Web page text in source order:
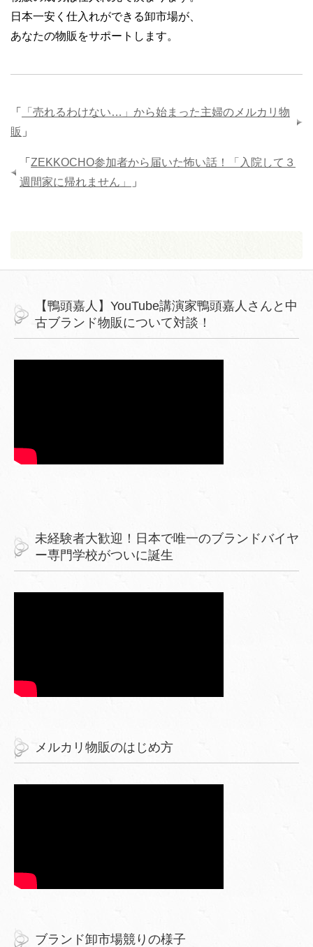
日本一安く仕入れができる卸市場が、
あなたの物販をサポートします。
「
「売れるわけない…」から始まった主婦のメルカリ物
販 」
「 ZEKKOCHO参加者から届いた怖い話！「入院して３
週間家に帰れません」
」
【鴨頭嘉人】YouTube講演家鴨頭嘉人さんと中
古ブランド物販について対談！
未経験者大歓迎！日本で唯一のブランドバイヤ
ー専門学校がついに誕生
メルカリ物販のはじめ方
ブランド卸市場競りの様子